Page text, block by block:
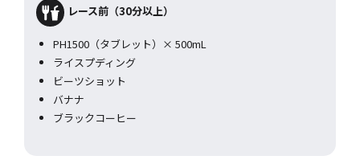
レース前（30分以上）
PH1500（タブレット）× 500mL
ライスプディング
ビーツショット
バナナ
ブラックコーヒー